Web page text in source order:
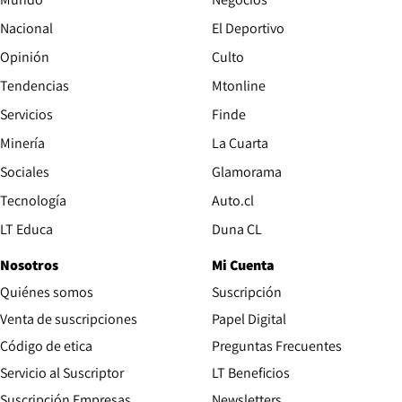
Nacional
Opinión
Tendencias
Servicios
Minería
Sociales
Tecnología
LT Educa
El Deportivo
Culto
Mtonline
Finde
La Cuarta
Glamorama
Auto.cl
Duna CL
Nosotros
Quiénes somos
Venta de suscripciones
Código de etica Opens in new window
Servicio al Suscriptor
Mi Cuenta
Suscripción
Papel Digital
Preguntas Frecuentes
LT Beneficios